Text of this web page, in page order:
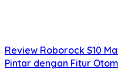
Review Roborock S10
Pintar dengan Fitur